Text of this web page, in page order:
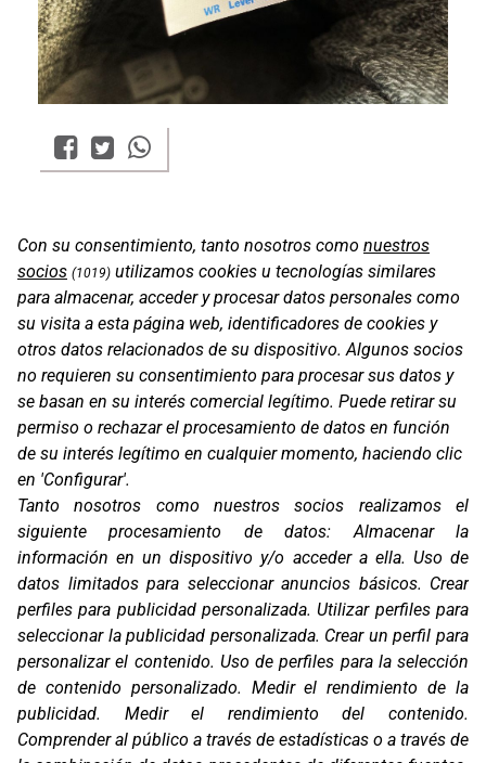
Gavà (Barcelona)
Contacto
T. (+34) 93 638 38 60
Email:corver@corver.es
Marcas
Productos
Compañía
Blog
Con su consentimiento, tanto nosotros como nuestros
socios (1019) utilizamos cookies u tecnologías similares
para almacenar, acceder y procesar datos personales como
su visita a esta página web, identificadores de cookies y
otros datos relacionados de su dispositivo. Algunos socios
no requieren su consentimiento para procesar sus datos y
se basan en su interés comercial legítimo. Puede retirar su
permiso o rechazar el procesamiento de datos en función
de su interés legítimo en cualquier momento, haciendo clic
en 'Configurar'.
Tanto nosotros como nuestros socios realizamos el
siguiente procesamiento de datos:Almacenar la
información en un dispositivo y/o acceder a ella. Uso de
datos limitados para seleccionar anuncios básicos. Crear
perfiles para publicidad personalizada.Utilizar perfiles para
seleccionar la publicidad personalizada. Crear un perfil para
personalizar el contenido. Uso de perfiles para la selección
de contenido personalizado. Medir el rendimiento de la
publicidad. Medir el rendimiento del contenido.
Comprender al público a través de estadísticas o a través de